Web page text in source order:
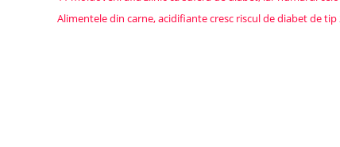
Alimentele din carne, acidifiante cresc riscul de diabet de tip